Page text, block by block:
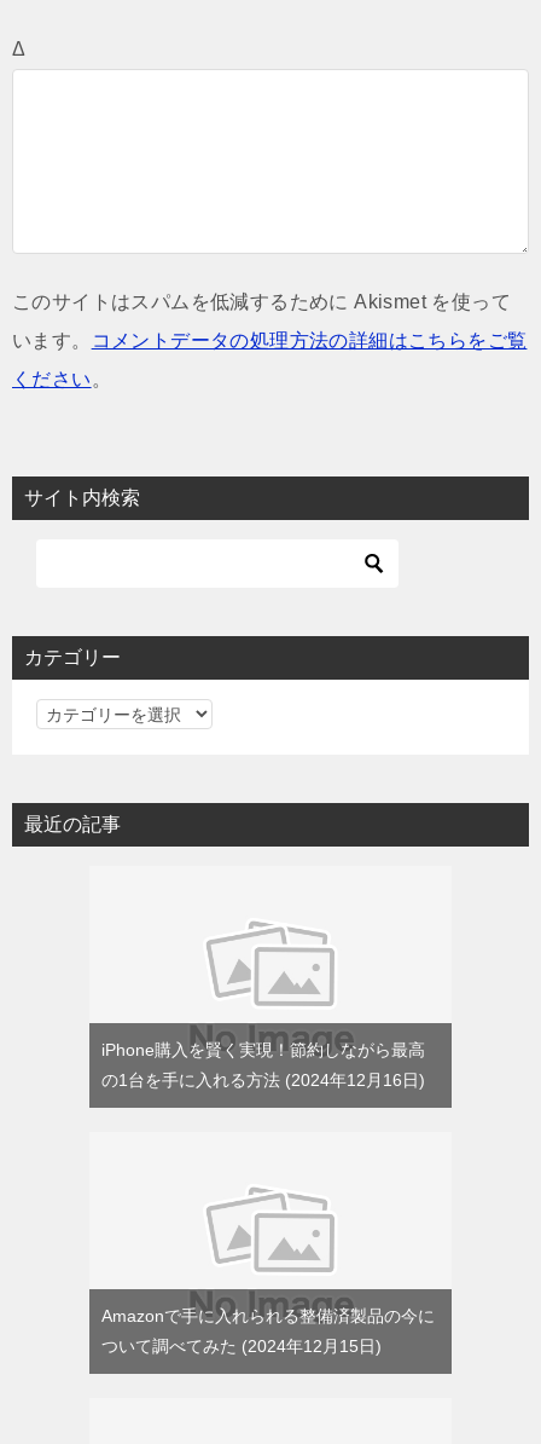
Δ
このサイトはスパムを低減するために Akismet を使って
います。
コメントデータの処理方法の詳細はこちらをご覧
ください 。
サイト内検索
カテゴリー
カ
リ
ー
最近の記事
iPhone購入を賢く実現！節約しながら最高
の1台を手に入れる方法
2024年12月16日
Amazonで手に入れられる整備済製品の今に
ついて調べてみた
2024年12月15日